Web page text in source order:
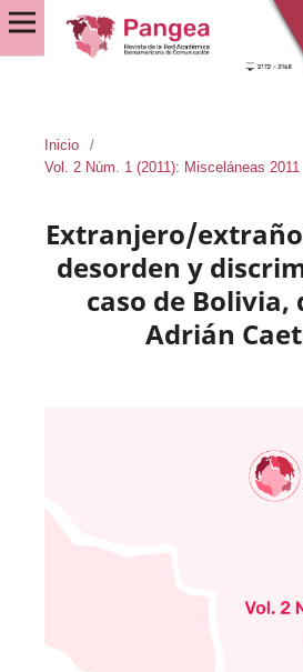
Inicio /
Vol. 2 Núm. 1 (2011): Misceláneas 2011
Extranjero/
desorden y
caso de Bolivia,
Adrián